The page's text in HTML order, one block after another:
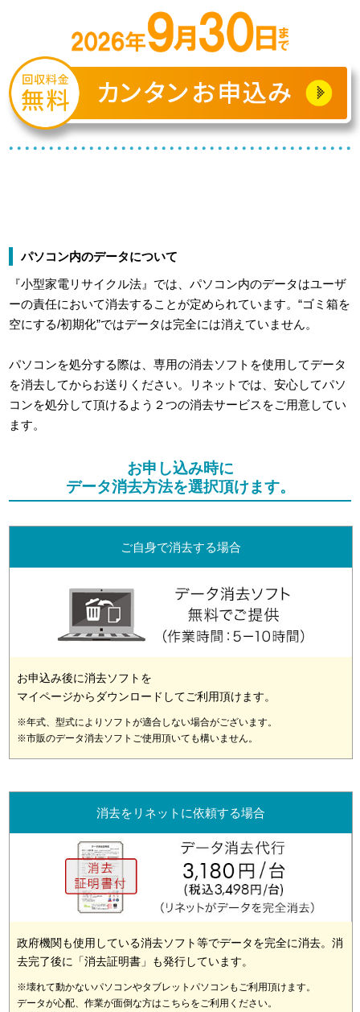
パソコン内のデータについて
『小型家電リサイクル法』では、パソコン内のデータはユーザ
ーの責任において消去することが定められています。“ゴミ箱を
空にする/初期化”ではデータは完全には消えていません。
パソコンを処分する際は、専用の消去ソフトを使用してデータ
を消去してからお送りください。リネットでは、安心してパソ
コンを処分して頂けるよう２つの消去サービスをご用意してい
ます。
お申し込み時に
データ消去方法を選択頂けます。
ご自身で消去する場合
お申込み後に消去ソフトを
マイページからダウンロードしてご利用頂けます。
※年式、型式によりソフトが適合しない場合がございます。
※市販のデータ消去ソフトご使用頂いても構いません。
消去をリネットに依頼する場合
政府機関も使用している消去ソフト等でデータを完全に消去。消
去完了後に「消去証明書」も発行しています。
※壊れて動かないパソコンやタブレットパソコンもご利用頂けます。
データが心配、作業が面倒な方はこちらをご利用ください。